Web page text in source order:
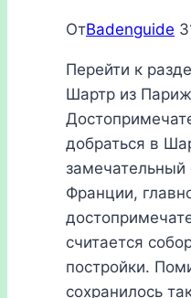
ОтBadenguide
Перейти к
Шартр из
добраться в
замечательный
Франции,
считается
постройки.
сохранилось